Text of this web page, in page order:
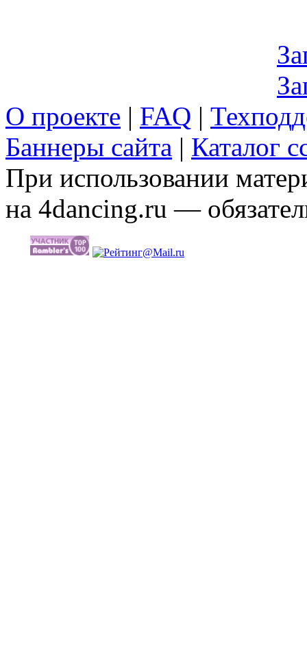
О проекте | FAQ |
Баннеры сайта | Каталог
При использовании
на 4dancing.ru —